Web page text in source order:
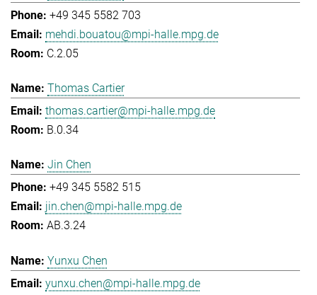
+49 345 5582 703
mehdi.bouatou@mpi-halle.mpg.de
C.2.05
Thomas Cartier
thomas.cartier@mpi-halle.mpg.de
B.0.34
Jin Chen
+49 345 5582 515
jin.chen@mpi-halle.mpg.de
AB.3.24
Yunxu Chen
yunxu.chen@mpi-halle.mpg.de